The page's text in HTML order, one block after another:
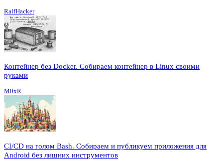
RalfHacker
Контейнер без Docker. Собираем контейнер в Linux своими
руками
M0xR
CI/CD на голом Bash. Собираем и публикуем приложения для
Android без лишних инструментов